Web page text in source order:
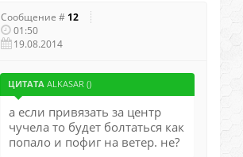
Сообщение # 12
01:50
19.08.2014
ЦИТАТА ALKASAR ()
а если привязать за центр
чучела то будет болтаться как
попало и пофиг на ветер. не?